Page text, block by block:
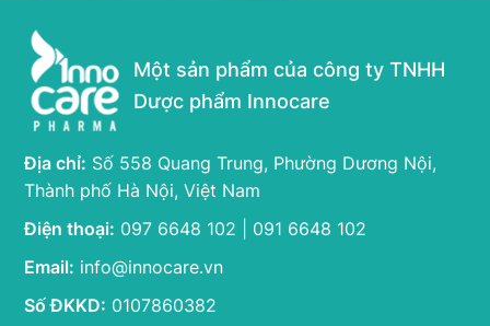
Một sản phẩm của công ty TNHH
Dược phẩm Innocare
Địa chỉ: Số 558 Quang Trung, Phường Dương Nội,
Thành phố Hà Nội, Việt Nam
Điện thoại: 097 6648 102 | 091 6648 102
Email: info@innocare.vn
Số ĐKKD: 0107860382